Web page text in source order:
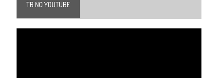
TB NO YOUTUBE